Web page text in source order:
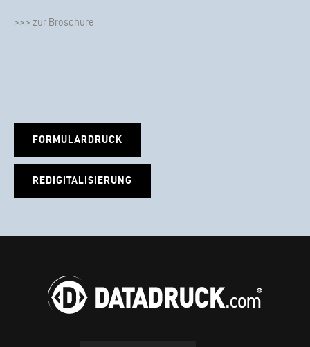
>>> zur Broschüre
FORMULARDRUCK
REDIGITALISIERUNG